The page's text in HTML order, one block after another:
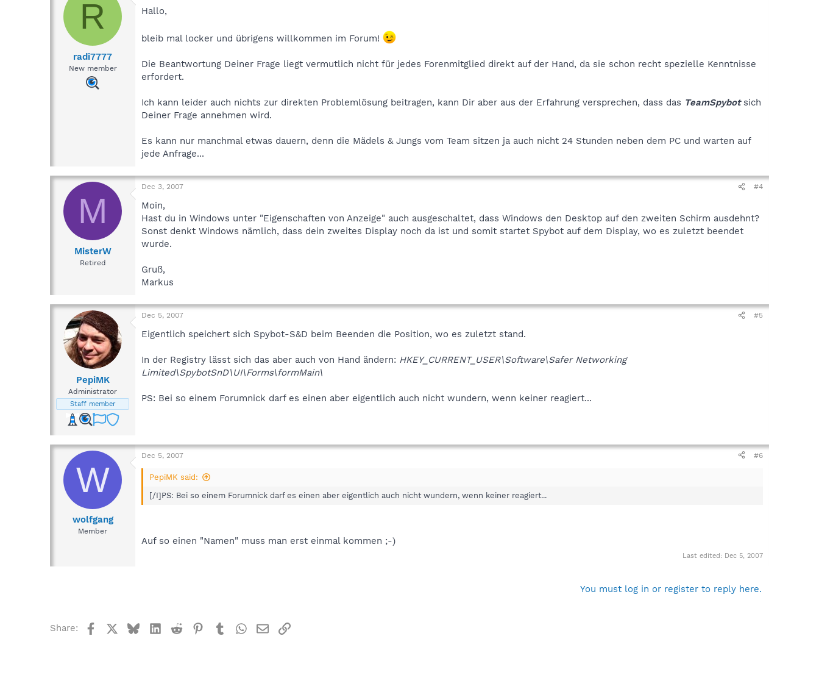
R
radi7777
New member
Hallo,
bleib mal locker und übrigens willkommen im Forum!
Die Beantwortung Deiner Frage liegt vermutlich nicht für jedes Forenmitglied direkt auf der Hand, da sie schon recht spezielle Kenntnisse
erfordert.
Ich kann leider auch nichts zur direkten Problemlösung beitragen, kann Dir aber aus der Erfahrung versprechen, dass das TeamSpybotsich
Deiner Frage annehmen wird.
Es kann nur manchmal etwas dauern, denn die Mädels & Jungs vom Team sitzen ja auch nicht 24 Stunden neben dem PC und warten auf
jede Anfrage...
M
MisterW
Retired
Dec 3, 2007 #4
Moin,
Hast du in Windows unter "Eigenschaften von Anzeige" auch ausgeschaltet, dass Windows den Desktop auf den zweiten Schirm ausdehnt?
Sonst denkt Windows nämlich, dass dein zweites Display noch da ist und somit startet Spybot auf dem Display, wo es zuletzt beendet
wurde.
Gruß,
Markus
PepiMK
Administrator
Staff member
Dec 5, 2007 #5
Eigentlich speichert sich Spybot-S&D beim Beenden die Position, wo es zuletzt stand.
In der Registry lässt sich das aber auch von Hand ändern: HKEY_CURRENT_USER\Software\Safer Networking
Limited\SpybotSnD\UI\Forms\formMain\
PS: Bei so einem Forumnick darf es einen aber eigentlich auch nicht wundern, wenn keiner reagiert...
W
wolfgang
Member
Dec 5, 2007 #6
PepiMK said:
[/I]PS: Bei so einem Forumnick darf es einen aber eigentlich auch nicht wundern, wenn keiner reagiert...
Auf so einen "Namen" muss man erst einmal kommen ;-)
Last edited: Dec 5, 2007
You must log in or register to reply here.
Share: FacebookBlueskyLinkedIn
Reddit Pinterest
TumblrWhatsApp
EmailLink